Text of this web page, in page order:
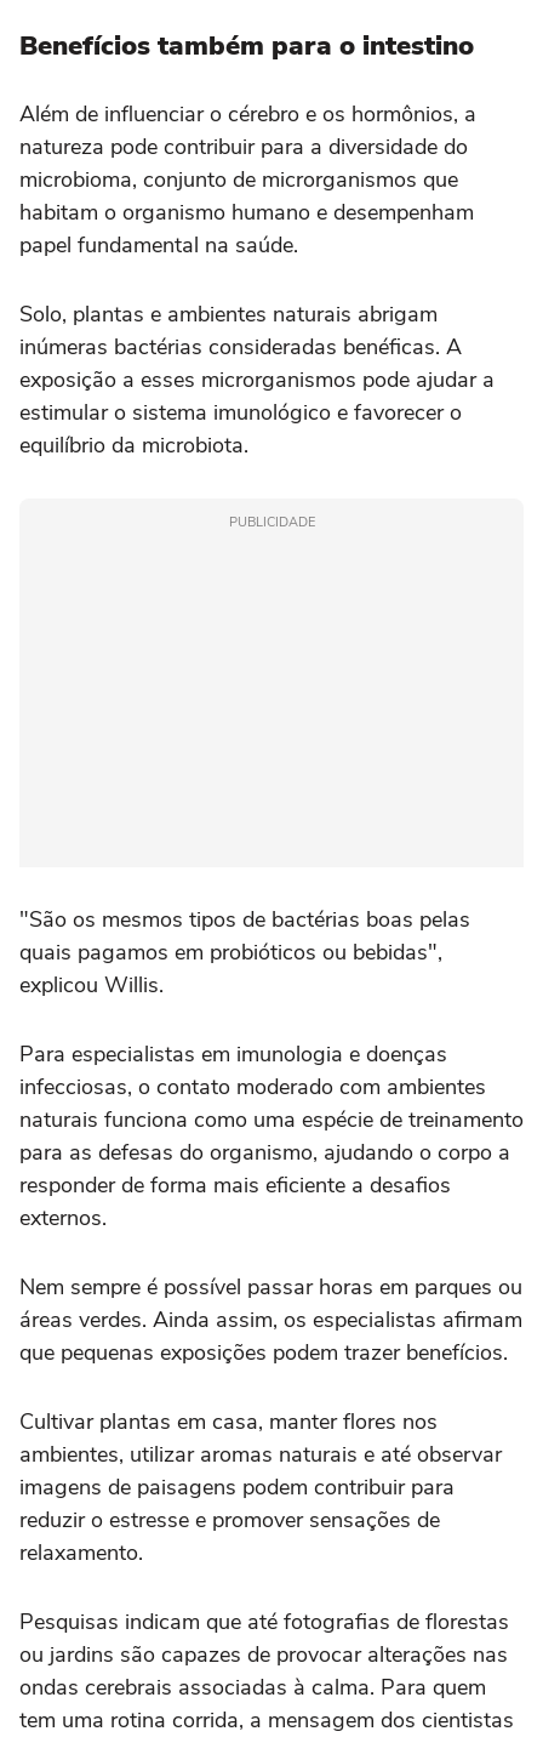
Benefícios também para o intestino
Além de influenciar o cérebro e os hormônios, a
natureza pode contribuir para a diversidade do
microbioma, conjunto de microrganismos que
habitam o organismo humano e desempenham
papel fundamental na saúde.
Solo, plantas e ambientes naturais abrigam
inúmeras bactérias consideradas benéficas. A
exposição a esses microrganismos pode ajudar a
estimular o sistema imunológico e favorecer o
equilíbrio da microbiota.
PUBLICIDADE
"São os mesmos tipos de bactérias boas pelas
quais pagamos em probióticos ou bebidas",
explicou Willis.
Para especialistas em imunologia e doenças
infecciosas, o contato moderado com ambientes
naturais funciona como uma espécie de treinamento
para as defesas do organismo, ajudando o corpo a
responder de forma mais eficiente a desafios
externos.
Nem sempre é possível passar horas em parques ou
áreas verdes. Ainda assim, os especialistas afirmam
que pequenas exposições podem trazer benefícios.
Cultivar plantas em casa, manter flores nos
ambientes, utilizar aromas naturais e até observar
imagens de paisagens podem contribuir para
reduzir o estresse e promover sensações de
relaxamento.
Pesquisas indicam que até fotografias de florestas
ou jardins são capazes de provocar alterações nas
ondas cerebrais associadas à calma. Para quem
tem uma rotina corrida, a mensagem dos cientistas